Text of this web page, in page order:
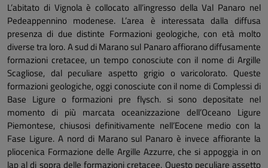
L’abitato di Vignola è collocato all’ingresso della Val Panaro nel
Pedeappennino modenese. L’area è interessata dalla diffusa
presenza di due distinte Formazioni geologiche, con età molto
diverse tra loro. A sud di Marano sul Panaro affiorano diffusamente
formazioni cretacee, un tempo conosciute con il nome di Argille
Scagliose, dal peculiare aspetto grigio o varicolorato. Queste
formazioni geologiche, oggi conosciute con il nome di Complessi di
Base Ligure o formazioni pre flysch. si sono depositate nel
momento di più marcata oceanizzazione dell’Oceano Ligure
Piemontese, chiusosi definitivamente nell’Eocene medio con la
Fase Ligure. A nord di Marano sul Panaro è invece affiorante la
pliocenica Formazione delle Argille Azzurre, che si appoggia in on
lap al di sopra delle formazioni cretacee. Questo peculiare assetto